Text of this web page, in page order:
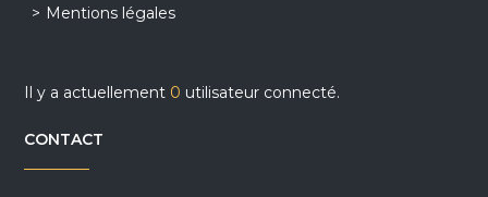
Mentions légales
Il y a actuellement 0 utilisateur connecté.
CONTACT